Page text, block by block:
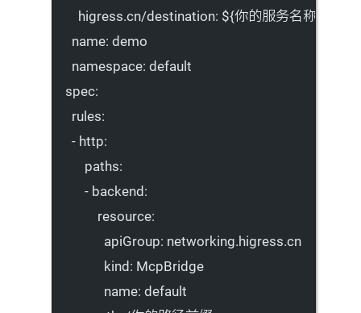
higress.cn/destination: ${你的服务名称}.${你
name: demo
namespace: default
spec:
rules:
- http:
paths:
- backend:
resource:
apiGroup: networking.higress.cn
kind: McpBridge
name: default